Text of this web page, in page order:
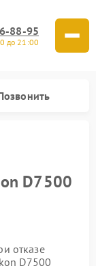
88-95
до 21:00
D7500
отказе
D7500